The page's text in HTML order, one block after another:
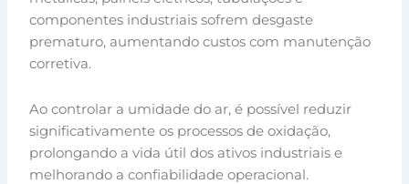
componentes industriais sofrem desgaste
prematuro, aumentando custos com manutenção
corretiva.
Ao controlar a umidade do ar, é possível reduzir
significativamente os processos de oxidação,
prolongando a vida útil dos ativos industriais e
melhorando a confiabilidade operacional.